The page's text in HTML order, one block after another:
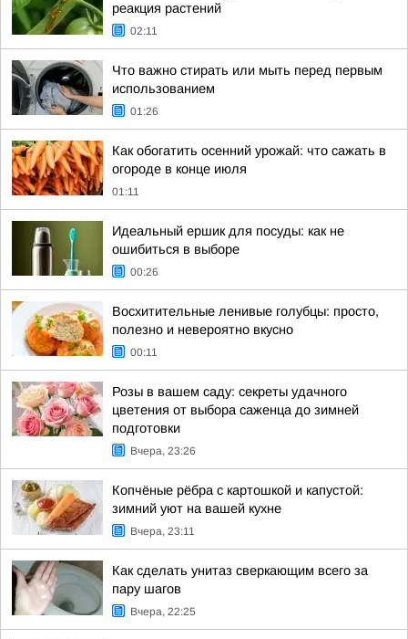
реакция растений
02:11
Что важно стирать или мыть перед первым
использованием
01:26
Как обогатить осенний урожай: что сажать в
огороде в конце июля
01:11
Идеальный ершик для посуды: как не
ошибиться в выборе
00:26
Восхитительные ленивые голубцы: просто,
полезно и невероятно вкусно
00:11
Розы в вашем саду: секреты удачного
цветения от выбора саженца до зимней
подготовки
Вчера, 23:26
Копчёные рёбра с картошкой и капустой:
зимний уют на вашей кухне
Вчера, 23:11
Как сделать унитаз сверкающим всего за
пару шагов
Вчера, 22:25